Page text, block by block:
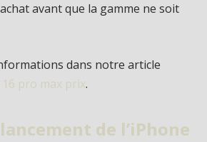
avant que la gamme ne soit
dans notre article
pro max prix.
de l’iPhone